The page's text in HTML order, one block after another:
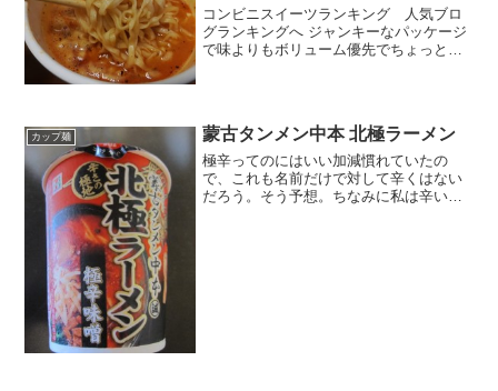
コンビニスイーツランキング 人気ブロ
グランキングへ ジャンキーなパッケージ
で味よりもボリューム優先でちょっとリ
カップ麺 蒙古タンメン中本 北極ラーメン
極辛ってのにはいい加減慣れていたの
で、これも名前だけで対して辛くはない
だろう。そう予想。ちなみに私は辛いも